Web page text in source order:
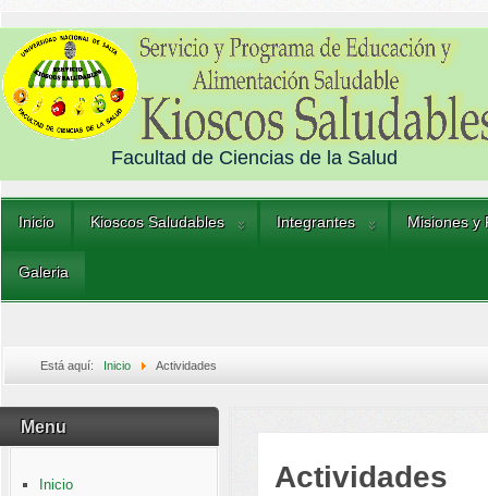
Facultad de Ciencias de la Salud
Inicio Kioscos Saludables Integrantes Misiones y
Galeria
Está aquí: Inicio Actividades
Menu
Inicio
Actividades